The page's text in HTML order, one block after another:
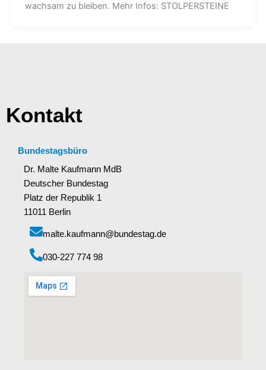
wachsam zu bleiben. Mehr Infos: STOLPERSTEINE
Kontakt
Bundestagsbüro
Dr. Malte Kaufmann MdB
Deutscher Bundestag
Platz der Republik 1
11011 Berlin
malte.kaufmann@bundestag.de
‭030-227 774 98‬